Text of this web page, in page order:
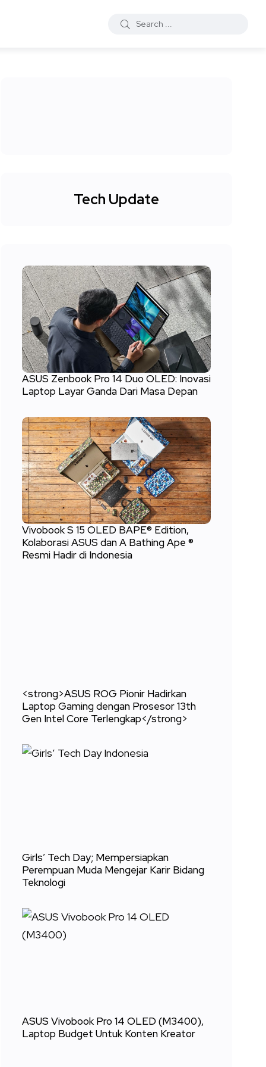
Tech Update
ASUS Zenbook Pro 14 Duo OLED: Inovasi
Laptop Layar Ganda Dari Masa Depan
Vivobook S 15 OLED BAPE® Edition,
Kolaborasi ASUS dan A Bathing Ape ®
Resmi Hadir di Indonesia
<strong>ASUS ROG Pionir Hadirkan
Laptop Gaming dengan Prosesor 13th
Gen Intel Core Terlengkap</strong>
Girls’ Tech Day; Mempersiapkan
Perempuan Muda Mengejar Karir Bidang
Teknologi
ASUS Vivobook Pro 14 OLED (M3400),
Laptop Budget Untuk Konten Kreator